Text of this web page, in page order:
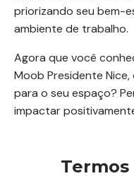
priorizando seu bem-
ambiente de trabalho.
Agora que você
Moob Presidente
para o seu espaço?
impactar